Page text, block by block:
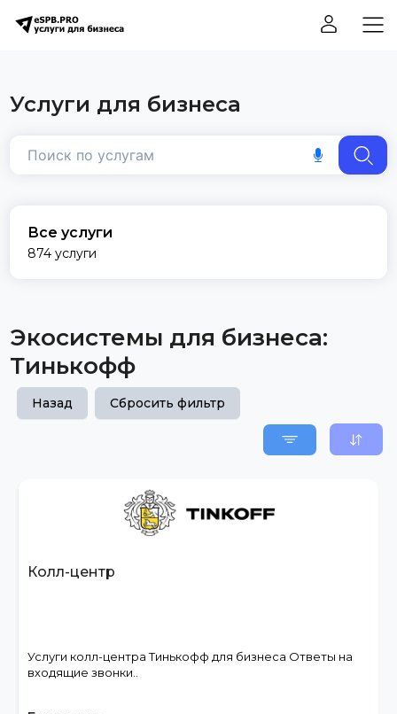
Услуги для бизнеса
Все услуги
874 услуги
Экосистемы для бизнеса:
Тинькофф
Назад Сбросить фильтр
Колл-центр
Услуги колл-центра Тинькофф для бизнеса Ответы на
входящие звонки..